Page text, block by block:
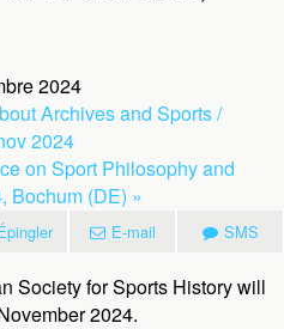
2024
Archives and Sports /
2024
on Sport Philosophy and
Bochum (DE) »
E-mail SMS
Society for Sports History will
2024.